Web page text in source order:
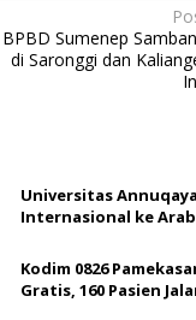
BPBD Sumenep
di Saronggi dan
Universitas
Internasional ke
Kodim 0826
Gratis, 160 Pasien